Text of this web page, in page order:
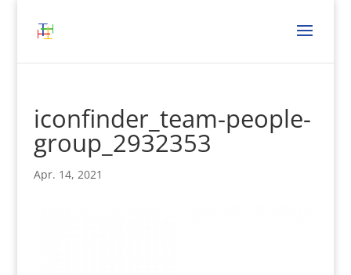
iconfinder_team-people-
group_2932353
Apr. 14, 2021